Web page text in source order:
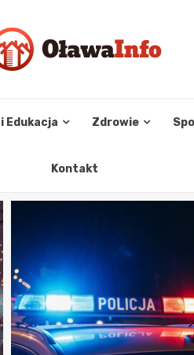
Edukacja Zdrowie
Kontakt
WYPADKI I ZDARZENIA